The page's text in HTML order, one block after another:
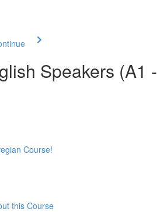
Speakers (A1
Course!
this Course